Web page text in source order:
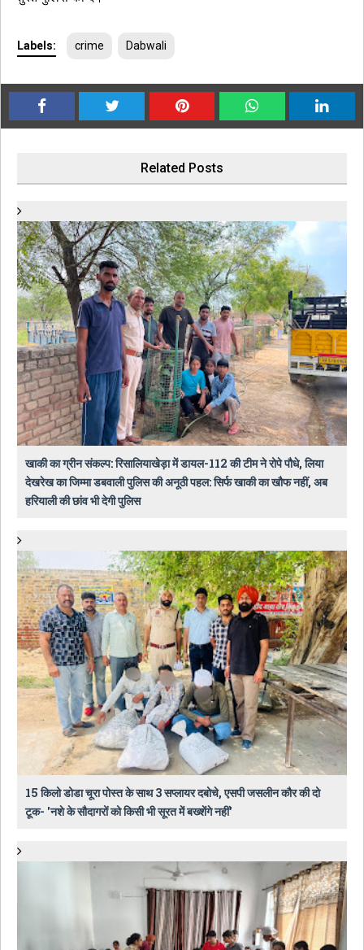
Labels: crime Dabwali
Related Posts
खाकी का ग्रीन संकल्प: रिसालियाखेड़ा में डायल-112 की टीम ने रोपे पौधे, लिया
देखरेख का जिम्मा डबवाली पुलिस की अनूठी पहल: सिर्फ खाकी का खौफ नहीं, अब
हरियाली की छांव भी देगी पुलिस
15 किलो डोडा चूरा पोस्त के साथ 3 सप्लायर दबोचे, एसपी जसलीन कौर की दो
टूक- 'नशे के सौदागरों को किसी भी सूरत में बख्शेंगे नहीं'